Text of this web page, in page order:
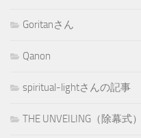
Goritanさん
Qanon
spiritual-lightさんの記事
THE UNVEILING（除幕式）